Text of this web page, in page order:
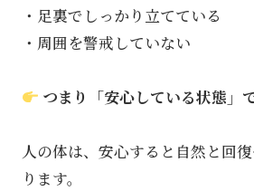
・足裏でしっかり立てている
・周囲を警戒していない
つまり「安心している状態」
人の体は、安心すると自然と回
ります。